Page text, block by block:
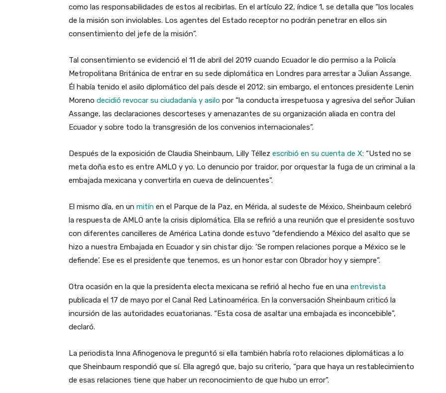
como las responsabilidades de estos al recibirlas. En el artículo 22, índice 1, se detalla que “los locales
de la misión son inviolables. Los agentes del Estado receptor no podrán penetrar en ellos sin
consentimiento del jefe de la misión”.
Tal consentimiento se evidenció el 11 de abril del 2019 cuando Ecuador le dio permiso a la Policía
Metropolitana Británica de entrar en su sede diplomática en Londres para arrestar a Julian Assange.
Él había tenido el asilo diplomático del país desde el 2012; sin embargo, el entonces presidente Lenin
Moreno decidió revocar su ciudadanía y asilo por “la conducta irrespetuosa y agresiva del señor Julian
Assange, las declaraciones descorteses y amenazantes de su organización aliada en contra del
Ecuador y sobre todo la transgresión de los convenios internacionales”.
Después de la exposición de Claudia Sheinbaum, Lilly Téllez escribió en su cuenta de X: “Usted no se
meta doña esto es entre AMLO y yo. Lo denuncio por traidor, por orquestar la fuga de un criminal a la
embajada mexicana y convertirla en cueva de delincuentes”.
El mismo día, en un mitín en el Parque de la Paz, en Mérida, al sudeste de México, Sheinbaum celebró
la respuesta de AMLO ante la crisis diplomática. Ella se refirió a una reunión que el presidente sostuvo
con diferentes cancilleres de América Latina donde estuvo “defendiendo a México del asalto que se
hizo a nuestra Embajada en Ecuador y sin chistar dijo: ‘Se rompen relaciones porque a México se le
defiende’. Ese es el presidente que tenemos, es un honor estar con Obrador hoy y siempre”.
Otra ocasión en la que la presidenta electa mexicana se refirió al hecho fue en una entrevista
publicada el 17 de mayo por el Canal Red Latinoamérica. En la conversación Sheinbaum criticó la
incursión de las autoridades ecuatorianas. “Esta cosa de asaltar una embajada es inconcebible”,
declaró.
La periodista Inna Afinogenova le preguntó si ella también habría roto relaciones diplomáticas a lo
que Sheinbaum respondió que sí. Ella agregó que, bajo su criterio, “para que haya un restablecimiento
de esas relaciones tiene que haber un reconocimiento de que hubo un error”.